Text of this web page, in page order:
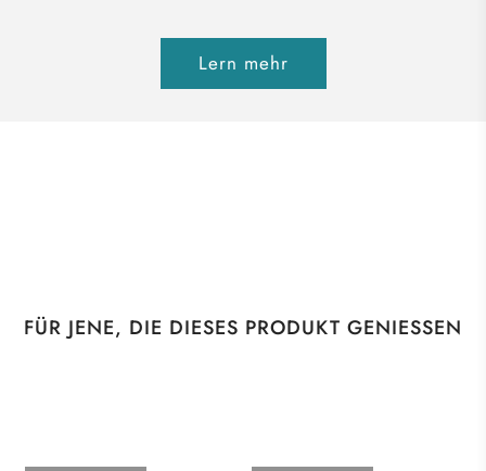
Lern mehr
FÜR JENE, DIE DIESES PRODUKT GENIESSEN